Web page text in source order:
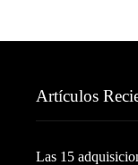
Artículos
Las 15